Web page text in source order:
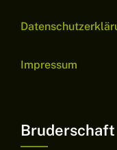
Impressum
Bruderschaft